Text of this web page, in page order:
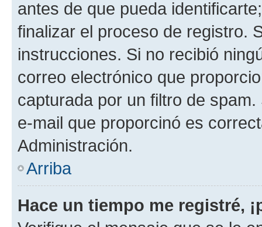
antes de que pueda
finalizar el proceso de registro.
instrucciones. Si no recibió
correo electrónico que
capturada por un filtro de
e-mail que proporcinó es
Administración.
Arriba
Hace un tiempo me registré,